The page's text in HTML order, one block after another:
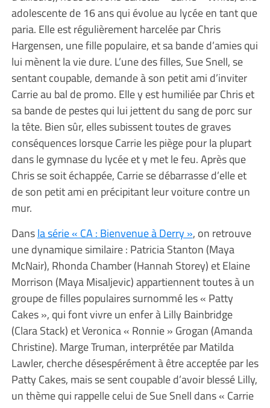
adolescente de 16 ans qui évolue au lycée en tant que
paria. Elle est régulièrement harcelée par Chris
Hargensen, une fille populaire, et sa bande d’amies qui
lui mènent la vie dure. L’une des filles, Sue Snell, se
sentant coupable, demande à son petit ami d’inviter
Carrie au bal de promo. Elle y est humiliée par Chris et
sa bande de pestes qui lui jettent du sang de porc sur
la tête. Bien sûr, elles subissent toutes de graves
conséquences lorsque Carrie les piège pour la plupart
dans le gymnase du lycée et y met le feu. Après que
Chris se soit échappée, Carrie se débarrasse d’elle et
de son petit ami en précipitant leur voiture contre un
mur.
Dansla série « CA : Bienvenue à Derry », on retrouve
une dynamique similaire : Patricia Stanton (Maya
McNair), Rhonda Chamber (Hannah Storey) et Elaine
Morrison (Maya Misaljevic) appartiennent toutes à un
groupe de filles populaires surnommé les « Patty
Cakes », qui font vivre un enfer à Lilly Bainbridge
(Clara Stack) et Veronica « Ronnie » Grogan (Amanda
Christine). Marge Truman, interprétée par Matilda
Lawler, cherche désespérément à être acceptée par les
Patty Cakes, mais se sent coupable d’avoir blessé Lilly,
un thème qui rappelle celui de Sue Snell dans « Carrie